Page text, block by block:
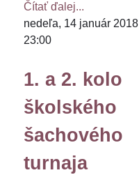
Čítať ďalej...
nedeľa, 14 január 2018
23:00
1. a 2. kolo
školského
šachového
turnaja